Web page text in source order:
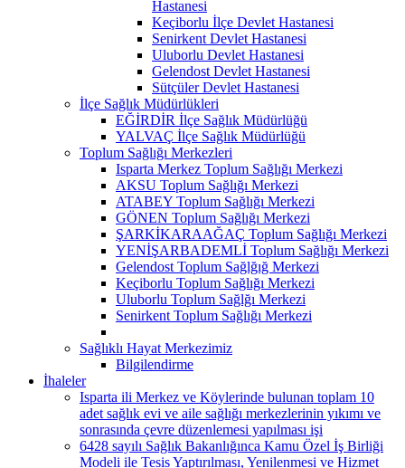
Hastanesi
Keçiborlu İlçe Devlet Hastanesi
Senirkent Devlet Hastanesi
Uluborlu Devlet Hastanesi
Gelendost Devlet Hastanesi
Sütçüler Devlet Hastanesi
İlçe Sağlık Müdürlükleri
EĞİRDİR İlçe Sağlık Müdürlüğü
YALVAÇ İlçe Sağlık Müdürlüğü
Toplum Sağlığı Merkezleri
Isparta Merkez Toplum Sağlığı Merkezi
AKSU Toplum Sağlığı Merkezi
ATABEY Toplum Sağlığı Merkezi
GÖNEN Toplum Sağlığı Merkezi
ŞARKİKARAAĞAÇ Toplum Sağlığı Merkezi
YENİŞARBADEMLİ Toplum Sağlığı Merkezi
Gelendost Toplum Sağlğığ Merkezi
Keçiborlu Toplum Sağlığı Merkezi
Uluborlu Toplum Sağlğı Merkezi
Senirkent Toplum Sağlığı Merkezi
Sağlıklı Hayat Merkezimiz
Bilgilendirme
İhaleler
Isparta ili Merkez ve Köylerinde bulunan toplam 10
adet sağlık evi ve aile sağlığı merkezlerinin yıkımı ve
sonrasında çevre düzenlemesi yapılması işi
6428 sayılı Sağlık Bakanlığınca Kamu Özel İş Birliği
Modeli ile Tesis Yaptırılması, Yenilenmesi ve Hizmet